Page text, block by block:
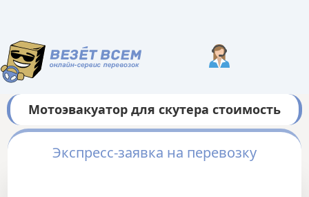
Мотоэвакуатор для скутера стоимость
Экспресс-заявка на перевозку